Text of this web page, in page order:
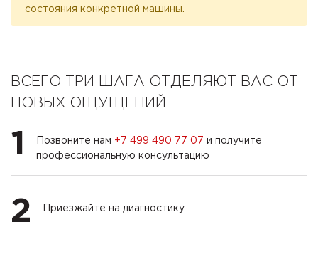
состояния конкретной машины.
ВСЕГО ТРИ ШАГА ОТДЕЛЯЮТ ВАС ОТ
НОВЫХ ОЩУЩЕНИЙ
1 Позвоните нам +7 499 490 77 07 и получите
профессиональную консультацию
2 Приезжайте на диагностику